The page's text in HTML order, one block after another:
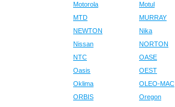
Motorola
Motul
MTD
MURRAY
NEWTON
Nika
Nissan
NORTON
NTC
OASE
Oasis
OEST
Oklima
OLEO-MAC
ORBIS
Oregon